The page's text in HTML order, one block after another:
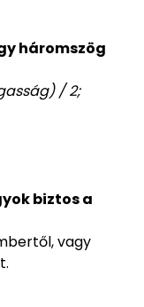
háromszög
/ 2;
biztos a
vagy